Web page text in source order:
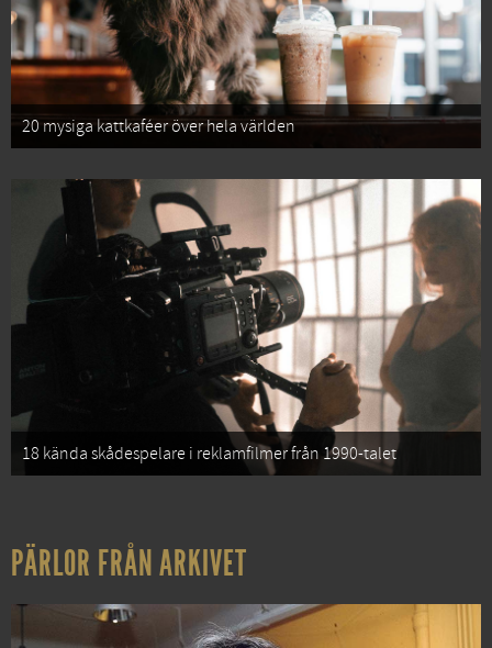
20 mysiga kattkaféer över hela världen
18 kända skådespelare i reklamfilmer från 1990-talet
PÄRLOR FRÅN ARKIVET